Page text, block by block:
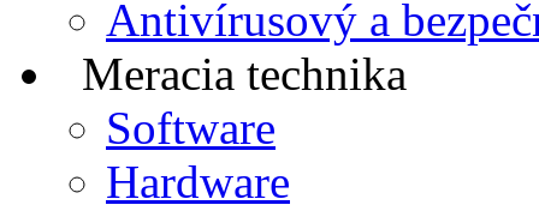
Antivírusový a
Meracia technika
Software
Hardware